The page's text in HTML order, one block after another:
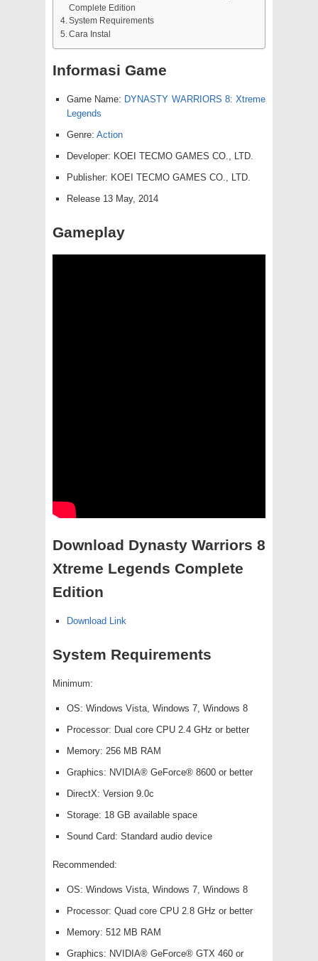
Complete Edition
System Requirements
Cara Instal
Informasi Game
Game Name: DYNASTY WARRIORS 8: Xtreme
Legends
Genre: Action
Developer: KOEI TECMO GAMES CO., LTD.
Publisher: KOEI TECMO GAMES CO., LTD.
Release 13 May, 2014
Gameplay
Download Dynasty Warriors 8
Xtreme Legends Complete
Edition
Download Link
System Requirements
Minimum:
OS: Windows Vista, Windows 7, Windows 8
Processor: Dual core CPU 2.4 GHz or better
Memory: 256 MB RAM
Graphics: NVIDIA® GeForce® 8600 or better
DirectX: Version 9.0c
Storage: 18 GB available space
Sound Card: Standard audio device
Recommended:
OS: Windows Vista, Windows 7, Windows 8
Processor: Quad core CPU 2.8 GHz or better
Memory: 512 MB RAM
Graphics: NVIDIA® GeForce® GTX 460 or